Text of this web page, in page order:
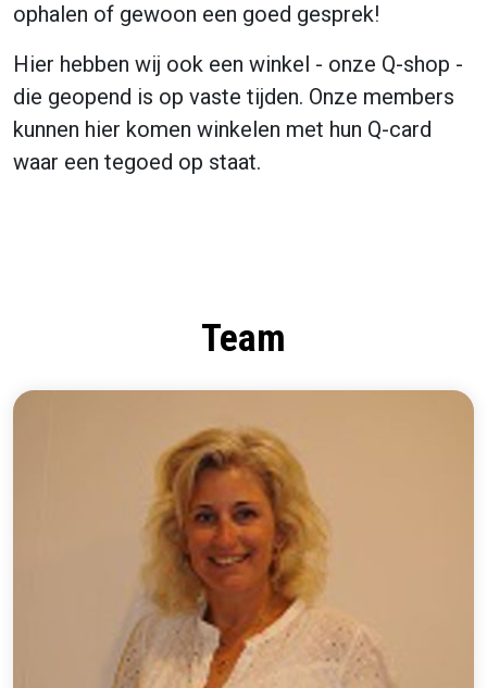
ophalen of gewoon een goed gesprek!
Hier hebben wij ook een winkel - onze Q-shop -
die geopend is op vaste tijden. Onze members
kunnen hier komen winkelen met hun Q-card
waar een tegoed op staat.
Team